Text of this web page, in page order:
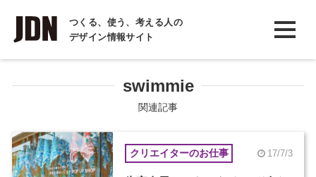
つくる、使う、考える人の
デザイン情報サイト
INTERVIEW
インタビュー
COLUMN
コラム
swimmie
関連記事
クリエイターのお仕事 17/7/3